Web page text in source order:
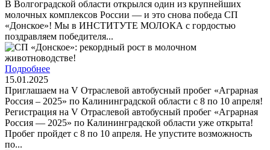
В Волгоградской области открылся один из крупнейших
молочных комплексов России — и это снова победа СП
«Донское»! Мы в ИНСТИТУТЕ МОЛОКА с гордостью
поздравляем победителя...
Подробнее
15.01.2025
Приглашаем на V Отраслевой автобусный пробег «Аграрная
Россия – 2025» по Калининградской области с 8 по 10 апреля!
Регистрация на V Отраслевой автобусный пробег «Аграрная
Россия — 2025» по Калининградской области уже открыта!
Пробег пройдет с 8 по 10 апреля. Не упустите возможность
по...